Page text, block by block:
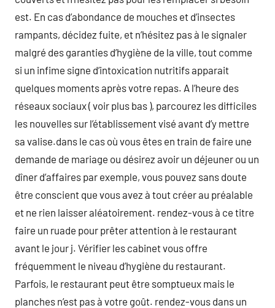
est. En cas d’abondance de mouches et d’insectes
rampants, décidez fuite, et n’hésitez pas à le signaler
malgré des garanties d’hygiène de la ville, tout comme
si un infime signe d’intoxication nutritifs apparait
quelques moments après votre repas. A l’heure des
réseaux sociaux ( voir plus bas ), parcourez les difficiles
les nouvelles sur l’établissement visé avant d’y mettre
sa valise.dans le cas où vous êtes en train de faire une
demande de mariage ou désirez avoir un déjeuner ou un
dîner d’affaires par exemple, vous pouvez sans doute
être conscient que vous avez à tout créer au préalable
et ne rien laisser aléatoirement. rendez-vous à ce titre
faire un ruade pour prêter attention à le restaurant
avant le jour j. Vérifier les cabinet vous offre
fréquemment le niveau d’hygiène du restaurant.
Parfois, le restaurant peut être somptueux mais le
planches n’est pas à votre goût. rendez-vous dans un